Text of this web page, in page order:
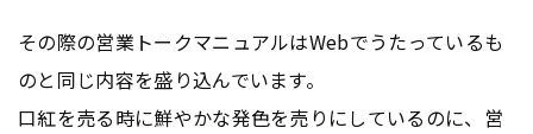
その際の営業トークマニュアルはWebでうたっているも
のと同じ内容を盛り込んでいます。
口紅を売る時に鮮やかな発色を売りにしているのに、営